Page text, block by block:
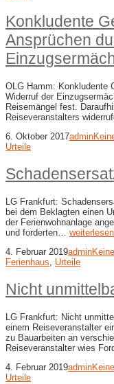
Konkludente
Ansprüchen
OLG Hamm: Konkludente
Widerruf der
Reisemängel fest.
Reiseveranstalters
6. Oktober 2017admin
Urteile
LG Frankfurt:
bei dem Beklagten einen
der Ferienwohnanlage
und forderten…
4. Februar 2019admin
Ferienhaus, Urteile
Nicht
LG Frankfurt: Nicht
einem Reiseveranstalter
zu Bauarbeiten an
Reiseveranstalter wies
4. Februar 2019admin
Urteile